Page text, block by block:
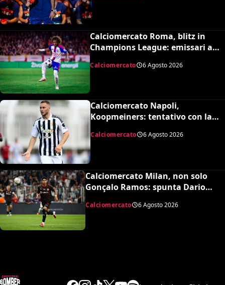
Calciomercato Roma, blitz in
Champions League: emissari a
Calciomercato 6 Agosto 2026
Calciomercato Napoli,
Koopmeiners: tentativo con la
Calciomercato 6 Agosto 2026
Calciomercato Milan, non solo
Gonçalo Ramos: spunta Dario
Calciomercato 6 Agosto 2026